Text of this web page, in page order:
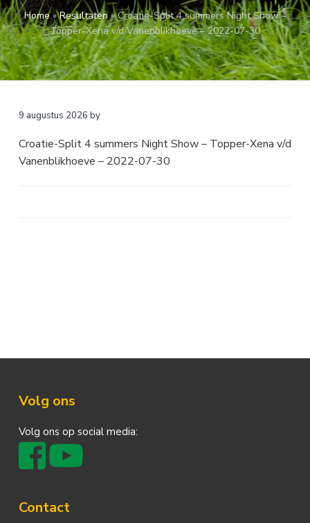
a
v
i
g
a
o
u
d
k
s
t
Home»Resultaten»Croatie-Split 4 summers Night Show –
Topper-Xena v/d Vanenblikhoeve – 2022-07-30
9 augustus 2026 by
Croatie-Split 4 summers Night Show – Topper-Xena v/d
Vanenblikhoeve – 2022-07-30
Footer
Volg ons
Volg ons op social media:
Contact